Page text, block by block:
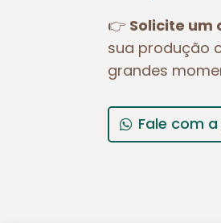
👉 Solicite um
sua produção
grandes
Fale com